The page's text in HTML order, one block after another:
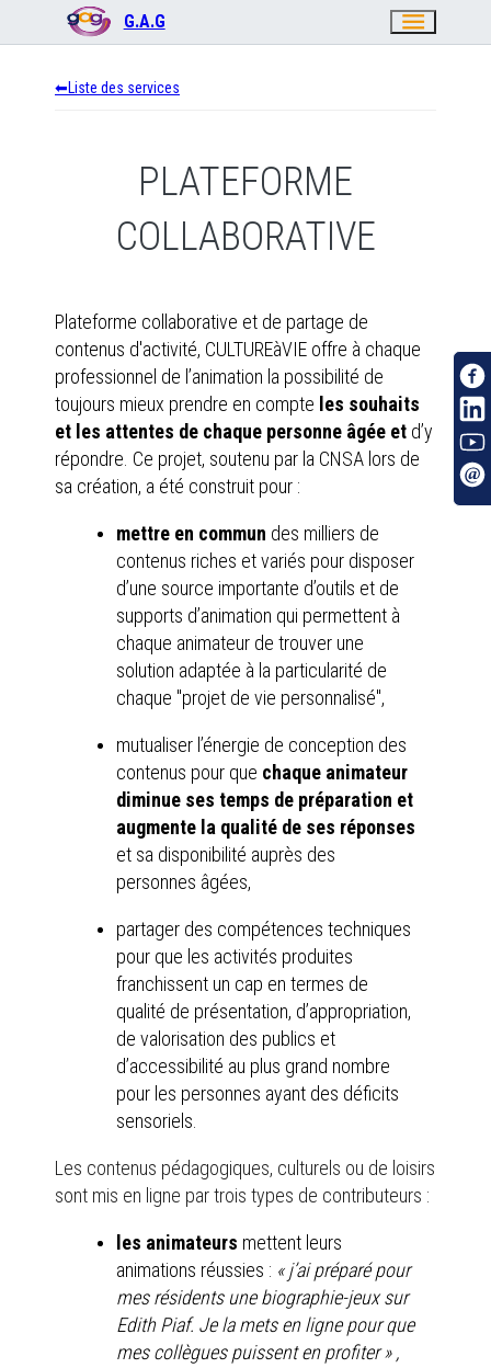
G.A.G menu
Liste des services
PLATEFORME
COLLABORATIVE
Plateforme collaborative et de partage de
contenus d'activité, CULTUREàVIE offre à chaque
professionnel de l’animation la possibilité de
toujours mieux prendre en compte les souhaits
et les attentes de chaque personne âgée et d’y
répondre. Ce projet, soutenu par la CNSA lors de
sa création, a été construit pour :
mettre en commun des milliers de
contenus riches et variés pour disposer
d’une source importante d’outils et de
supports d’animation qui permettent à
chaque animateur de trouver une
solution adaptée à la particularité de
chaque "projet de vie personnalisé",
mutualiser l’énergie de conception des
contenus pour que chaque animateur
diminue ses temps de préparation et
augmente la qualité de ses réponses
et sa disponibilité auprès des
personnes âgées,
partager des compétences techniques
pour que les activités produites
franchissent un cap en termes de
qualité de présentation, d’appropriation,
de valorisation des publics et
d’accessibilité au plus grand nombre
pour les personnes ayant des déficits
sensoriels.
Les contenus pédagogiques, culturels ou de loisirs
sont mis en ligne par trois types de contributeurs :
les animateurs mettent leurs
animations réussies : « j’ai préparé pour
mes résidents une biographie-jeux sur
Edith Piaf. Je la mets en ligne pour que
mes collègues puissent en profiter » ,